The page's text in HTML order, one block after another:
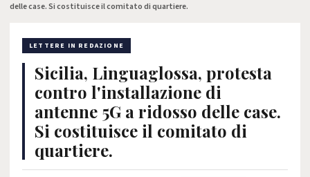
delle case. Si costituisce il comitato di quartiere.
LETTERE IN REDAZIONE
Sicilia, Linguaglossa, protesta
contro l'installazione di
antenne 5G a ridosso delle case.
Si costituisce il comitato di
quartiere.